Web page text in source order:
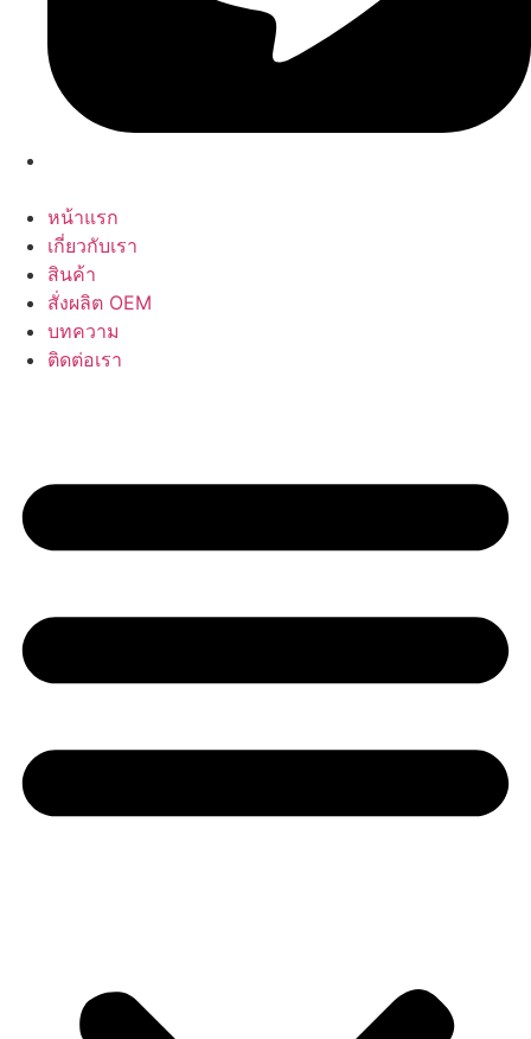
หน้าแรก
เกี่ยวกับเรา
สินค้า
สั่งผลิต OEM
บทความ
ติดต่อเรา